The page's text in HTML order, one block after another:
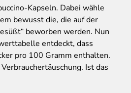
Kapseln. Dabei wähle
bewusst die, die auf der
beworben werden. Nun
entdeckt, dass
pro 100 Gramm enthalten.
Ist das